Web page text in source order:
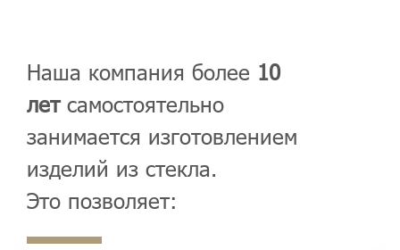
Наша компания более 10
летсамостоятельно
занимается изготовлением
изделий из стекла.
Это позволяет: